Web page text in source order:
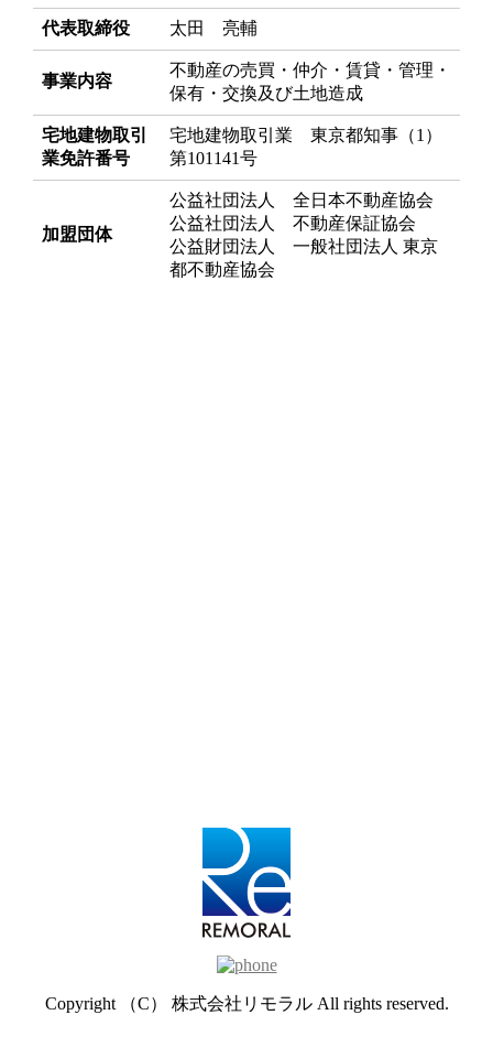
代表取締役 太田 亮輔
事業内容
不動産の売買・仲介・賃貸・管理・
保有・交換及び土地造成
宅地建物取引
業免許番号
宅地建物取引業 東京都知事（1）
第101141号
加盟団体
公益社団法人 全日本不動産協会
公益社団法人 不動産保証協会
公益財団法人 一般社団法人 東京
都不動産協会
Copyright （C） 株式会社リモラル All rights reserved.